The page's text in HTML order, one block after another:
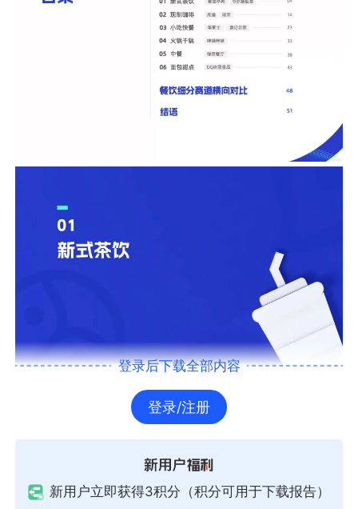
登录后下载全部内容
登录/注册
新用户立即获得3积分（积分可用于下载报告）